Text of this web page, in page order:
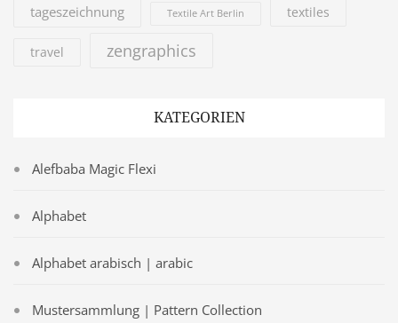
tageszeichnung Textile Art Berlin textiles
travel zengraphics
KATEGORIEN
Alefbaba Magic Flexi
Alphabet
Alphabet arabisch | arabic
Mustersammlung | Pattern Collection